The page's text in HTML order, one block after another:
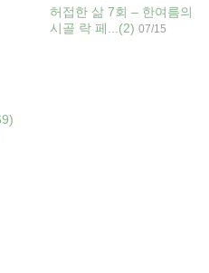
허접한 삶 7회 – 한여름의
시골 락 페... (2) 07/15